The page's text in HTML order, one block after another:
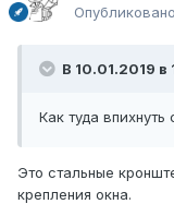
В 10.01.2019 в
Как туда впихнуть
Это стальные
крепления окна.